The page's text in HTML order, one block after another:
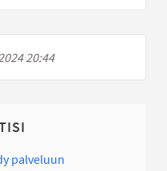
20:44
palveluun